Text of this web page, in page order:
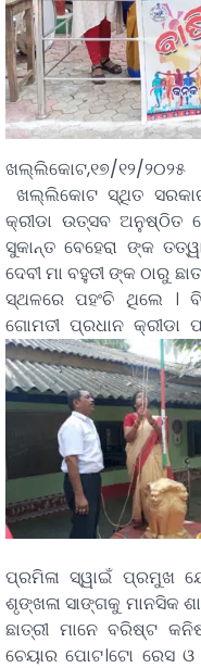
ଖଲ୍ଲିକୋଟ,୧୭/୧୨/୨୦୨୫
ଖଲ୍ଲିକୋଟ ସ୍ଥିତ
କ୍ରୀଡା ଉତ୍ସବ ଅନୁଷ୍ଠିତ
ସୁକାନ୍ତ ବେହେରା ଙ୍କ
ଦେବୀ ମା ବହୁତୀ ଙ୍କ ଠାରୁ
ସ୍ଥଳରେ ପହଂଚି ଥିଲେ ।
ଗୋମତୀ ପ୍ରଧାନ କ୍ରୀଡା
ପ୍ରମିଳା ସ୍ୱାଇଁ ପ୍ରମୁଖ
ଶୃଙ୍ଖଳା ସାଙ୍ଗକୁ ମାନସିକ
ଛାତ୍ରୀ ମାନେ ବରିଷ୍ଟ
ଚେୟାର ପୋଟ।ଟୋ ରେସ